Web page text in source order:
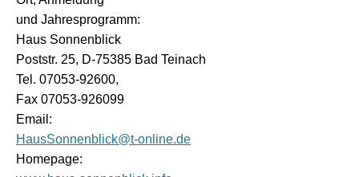
und Jahresprogramm:
Haus Sonnenblick
Poststr. 25, D-75385 Bad Teinach
Tel. 07053-92600,
Fax 07053-926099
Email:
HausSonnenblick@t-online.de
Homepage: